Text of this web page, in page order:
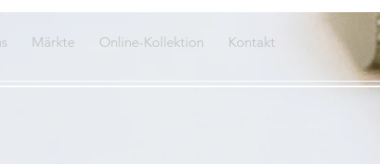
Märkte Online-Kollektion Kontakt